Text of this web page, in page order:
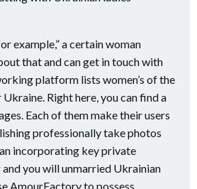
example,” a certain woman
that and can get in touch with
platform lists women’s of the
Right here, you can find a
Each of them make their users
professionally take photos
incorporating key private
you will unmarried Ukrainian
AmourFactory to possess